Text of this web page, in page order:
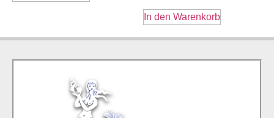
In den Warenkorb